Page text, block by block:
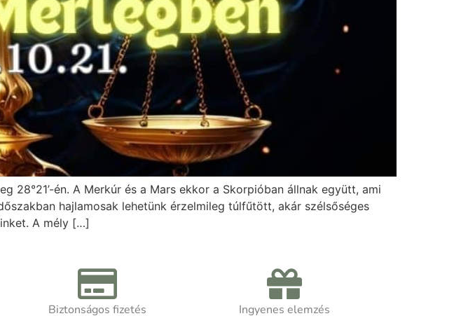
én. A Merkúr és a Mars ekkor a Skorpióban állnak együtt, ami
hajlamosak lehetünk érzelmileg túlfűtött, akár szélsőséges
A mély […]
Biztonságos fizetés Ingyenes elemzés